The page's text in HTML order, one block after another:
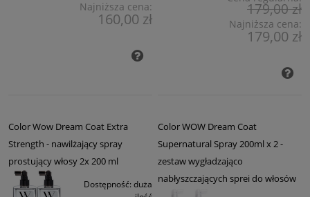
Najniższa cena:
160,00 zł
179,00 zł
Najniższa cena:
179,00 zł
Color Wow Dream Coat Extra
Strength - nawilżający spray
prostujący włosy 2x 200 ml
Dostępność: duża
Color WOW Dream Coat
Supernatural Spray 200ml x 2 -
zestaw wygładzająco
nabłyszczających sprei do włosów